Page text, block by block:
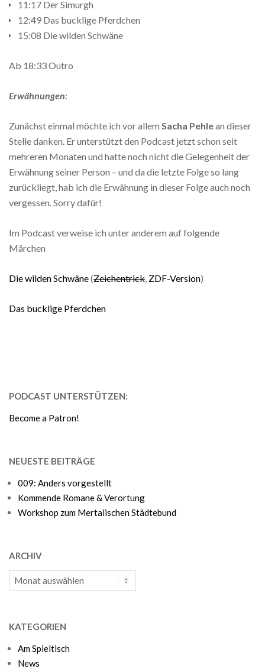
11:17 Der Simurgh
12:49 Das bucklige Pferdchen
15:08 Die wilden Schwäne
Ab 18:33 Outro
Erwähnungen:
Zunächst einmal möchte ich vor allem Sacha Pehlean dieser
Stelle danken. Er unterstützt den Podcast jetzt schon seit
mehreren Monaten und hatte noch nicht die Gelegenheit der
Erwähnung seiner Person – und da die letzte Folge so lang
zurückliegt, hab ich die Erwähnung in dieser Folge auch noch
vergessen. Sorry dafür!
Im Podcast verweise ich unter anderem auf folgende
Märchen
Die wilden Schwäne(Zeichentrick, ZDF-Version)
Das bucklige Pferdchen
PODCAST UNTERSTÜTZEN:
Become a Patron!
NEUESTE BEITRÄGE
009: Anders vorgestellt
Kommende Romane & Verortung
Workshop zum Mertalischen Städtebund
ARCHIV
Archiv
KATEGORIEN
Am Spieltisch
News